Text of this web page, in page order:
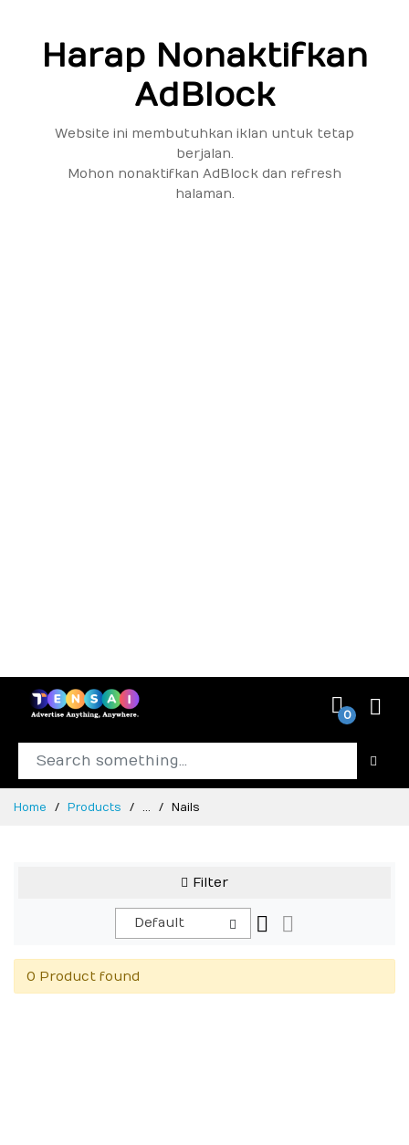
Harap Nonaktifkan
AdBlock
Website ini membutuhkan iklan untuk tetap
berjalan.
Mohon nonaktifkan AdBlock dan refresh
halaman.
0
Home Products ... Nails
Filter
Default
0 Product found